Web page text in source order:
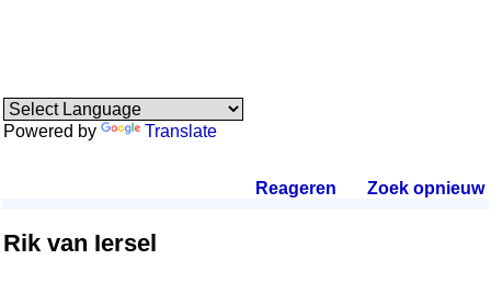
Powered by Translate
Reageren Zoek opnieuw.
Rik van Iersel